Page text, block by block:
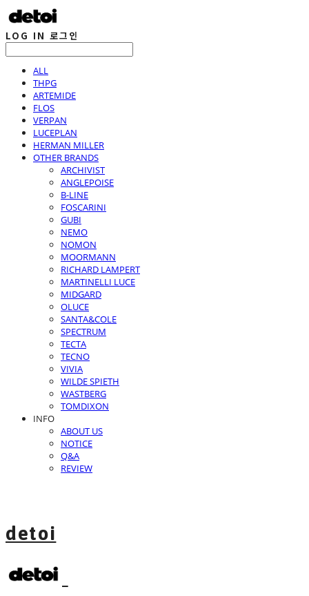
LOG IN 로그인
ALL
THPG
ARTEMIDE
FLOS
VERPAN
LUCEPLAN
HERMAN MILLER
OTHER BRANDS
ARCHIVIST
ANGLEPOISE
B-LINE
FOSCARINI
GUBI
NEMO
NOMON
MOORMANN
RICHARD LAMPERT
MARTINELLI LUCE
MIDGARD
OLUCE
SANTA&COLE
SPECTRUM
TECTA
TECNO
VIVIA
WILDE SPIETH
WASTBERG
TOMDIXON
INFO
ABOUT US
NOTICE
Q&A
REVIEW
detoi